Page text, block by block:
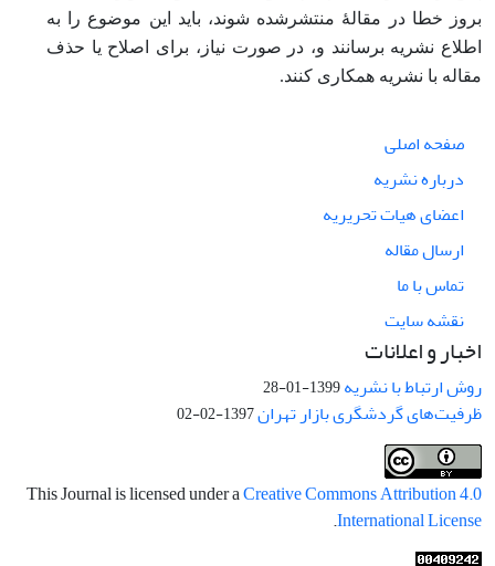
بروز خطا در مقالۀ منتشرشده شوند، باید این موضوع را به
اطلاع نشریه برسانند و، در صورت نیاز، برای اصلاح یا حذف
مقاله با نشریه همکاری کنند.
صفحه اصلی
درباره نشریه
اعضای هیات تحریریه
ارسال مقاله
تماس با ما
نقشه سایت
اخبار و اعلانات
روش ارتباط با نشریه1399-01-28
ظرفیت‌های گردشگری بازار تهران1397-02-02
This Journal is licensed under aCreative Commons Attribution 4.0
International License
.